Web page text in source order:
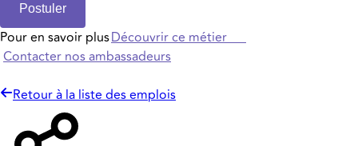
Postuler
Pour en savoir plusDécouvrir ce métier
Contacter nos ambassadeurs
Retour à la liste des emplois